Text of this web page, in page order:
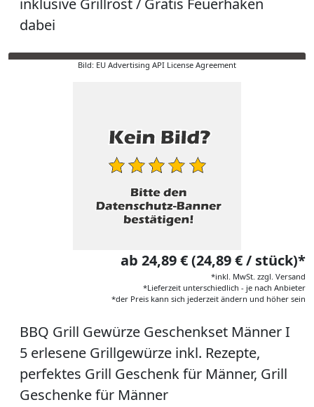
inklusive Grillrost / Gratis Feuerhaken
dabei
Bild: EU Advertising API License Agreement
ab 24,89 € (24,89 € / stück)*
*inkl. MwSt. zzgl. Versand
*Lieferzeit unterschiedlich - je nach Anbieter
*der Preis kann sich jederzeit ändern und höher sein
BBQ Grill Gewürze Geschenkset Männer I
5 erlesene Grillgewürze inkl. Rezepte,
perfektes Grill Geschenk für Männer, Grill
Geschenke für Männer